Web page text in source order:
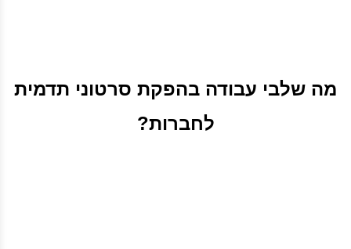
מה שלבי עבודה בהפקת סרטוני תדמית
לחברות?